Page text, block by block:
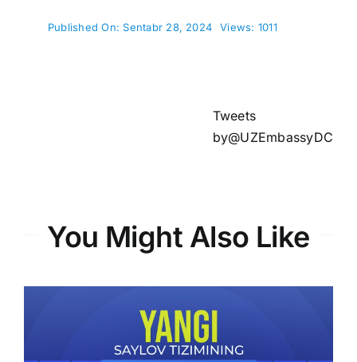
Published On: Sentabr 28, 2024 Views: 1011
Tweets
by@UZEmbassyDC
You Might Also Like